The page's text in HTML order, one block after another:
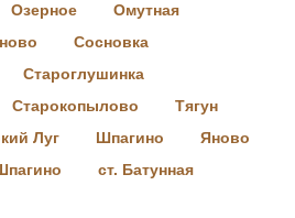
Озерное
Омутная
Сосновка
Староглушинка
Старокопылово
Тягун
Луг Шпагино
Яново
ст. Батунная